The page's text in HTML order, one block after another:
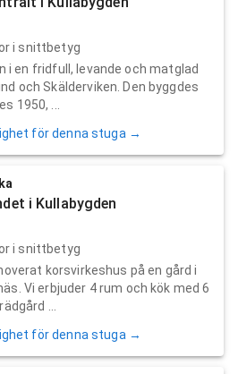
i snittbetyg
i en fridfull, levande och matglad
och Skälderviken. Den byggdes
1950, ...
för denna stuga →
i Kullabygden
i snittbetyg
korsvirkeshus på en gård i
Vi erbjuder 4 rum och kök med 6
...
för denna stuga →